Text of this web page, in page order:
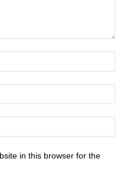
in this browser for the